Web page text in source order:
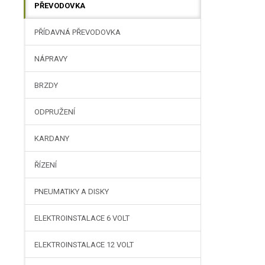
PŘEVODOVKA
PŘÍDAVNÁ PŘEVODOVKA
NÁPRAVY
BRZDY
ODPRUŽENÍ
KARDANY
ŘÍZENÍ
PNEUMATIKY A DISKY
ELEKTROINSTALACE 6 VOLT
ELEKTROINSTALACE 12 VOLT